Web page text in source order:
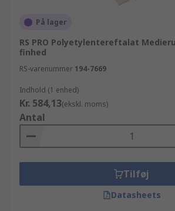
På lager
RS PRO Polyetylentereftalat
finhed
RS-varenummer 194-7669
Indhold (1 enhed)
Kr. 584,13(ekskl. moms)
Antal
Tilføj
Datasheets